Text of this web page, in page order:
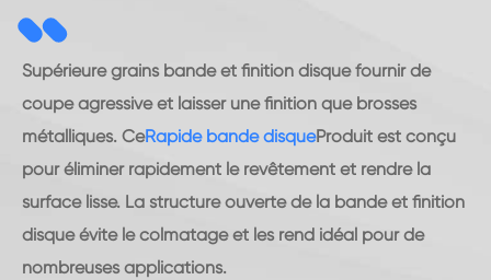
Supérieure grains bande et finition disque fournir de
coupe agressive et laisser une finition que brosses
métalliques. CeRapide bande disqueProduit est conçu
pour éliminer rapidement le revêtement et rendre la
surface lisse. La structure ouverte de la bande et finition
disque évite le colmatage et les rend idéal pour de
nombreuses applications.